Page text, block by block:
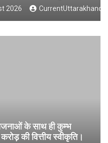
के साथ ही कुम्भ
की वित्तीय स्वीकृति।